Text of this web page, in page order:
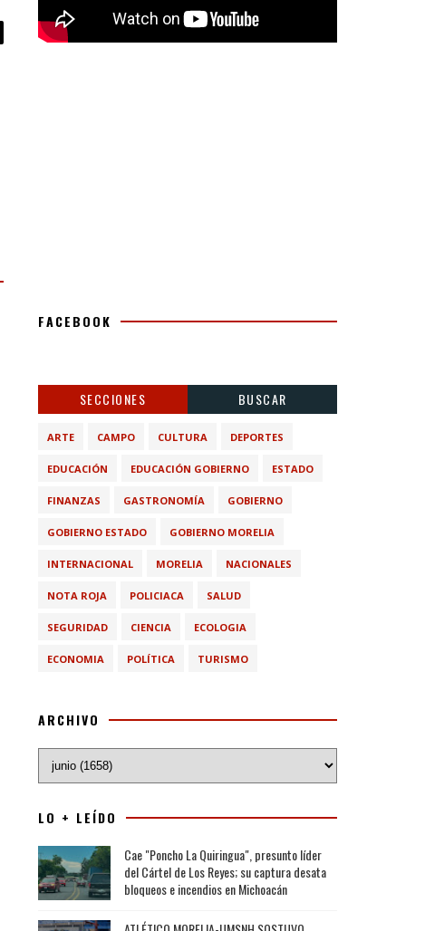
FACEBOOK
SECCIONES BUSCAR
ARTE CAMPO CULTURA DEPORTES
EDUCACIÓN EDUCACIÓN GOBIERNO ESTADO
FINANZAS GASTRONOMÍA GOBIERNO
GOBIERNO ESTADO GOBIERNO MORELIA
INTERNACIONAL MORELIA NACIONALES
NOTA ROJA POLICIACA SALUD
SEGURIDAD CIENCIA ECOLOGIA
ECONOMIA POLÍTICA TURISMO
ARCHIVO
LO + LEÍDO
Cae "Poncho La Quiringua", presunto líder
del Cártel de Los Reyes; su captura desata
bloqueos e incendios en Michoacán